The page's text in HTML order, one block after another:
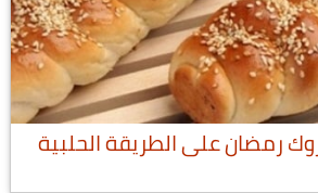
رمضان على الطريقة الحلبية